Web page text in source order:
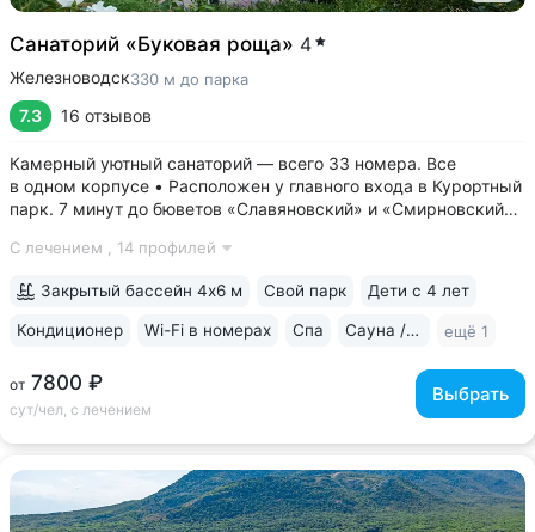
Санаторий «Буковая роща» 4
Железноводск330 м до парка
7.3 16 отзывов
Камерный уютный санаторий — всего 33 номера. Все
в одном корпусе • Расположен у главного входа в Курортный
парк. 7 минут до бюветов «Славяновский» и «Смирновский»,
балконы во всех номерах с панорамным видом на горы,
С лечением , 14 профилей
от 7800 ₽
сут/чел, с лечением
Выбрать
Закрытый бассейн 4х6 м Свой парк Дети с 4 лет
Кондиционер Wi-Fi в номерах Спа Сауна / хаммам ещё 1